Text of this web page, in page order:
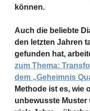
können.
Auch die beliebte
den letzten Jahren
gefunden hat,
zum Thema:
dem „Geheimnis
Methode ist es, wie
unbewusste